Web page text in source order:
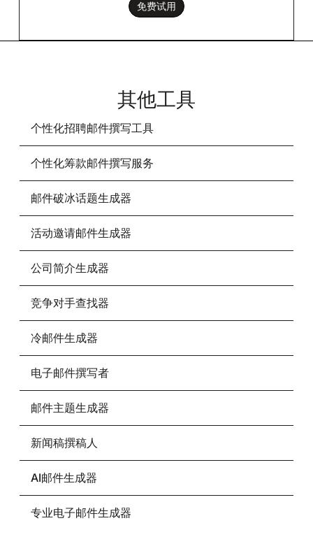
免费试用
其他工具
个性化招聘邮件撰写工具
个性化筹款邮件撰写服务
邮件破冰话题生成器
活动邀请邮件生成器
公司简介生成器
竞争对手查找器
冷邮件生成器
电子邮件撰写者
邮件主题生成器
新闻稿撰稿人
AI邮件生成器
专业电子邮件生成器